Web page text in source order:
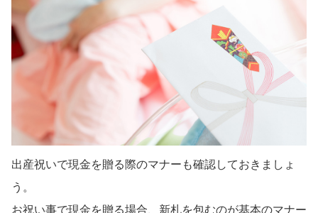
出産祝いで現金を贈る際のマナーも確認しておきましょ
う。
お祝い事で現金を贈る場合、新札を包むのが基本のマナー